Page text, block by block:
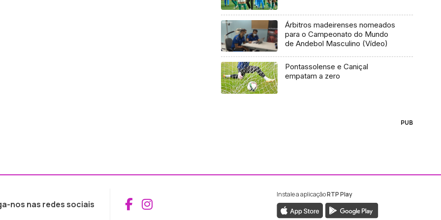
Árbitros madeirenses nomeados
para o Campeonato do Mundo
de Andebol Masculino (Vídeo)
Pontassolense e Caniçal
empatam a zero
PUB
nos nas redes sociais Aceder ao Facebook da RTP Madeira
Aceder ao Instagram da RTP Madeira
Instale a aplicaçãoRTP Play